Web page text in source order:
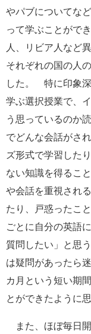
やパブについてな
って学ぶことがで
人、リビア人など
それぞれの国の人
した。 特に印象
学ぶ選択授業で、
う思っているのか
でどんな会話がさ
ズ形式で学習した
ない知識を得るこ
や会話を重視され
たり、戸惑ったこ
ごとに自分の英語
質問したい」と思
は疑問があったら
カ月という短い期
とができたように思
また、ほぼ毎日